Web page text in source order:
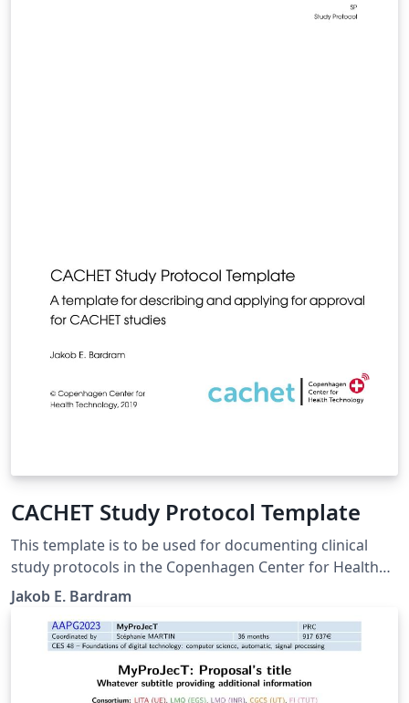
CACHET Study Protocol Template
This template is to be used for documenting clinical
study protocols in the Copenhagen Center for Health
Technology. The template is a merger of the WHO
recommendations, the Center for Open Science (CoS)
recommendation for "Registered Reports", and the
guidelines from the Danish Ethical Committee.
Jakob E. Bardram